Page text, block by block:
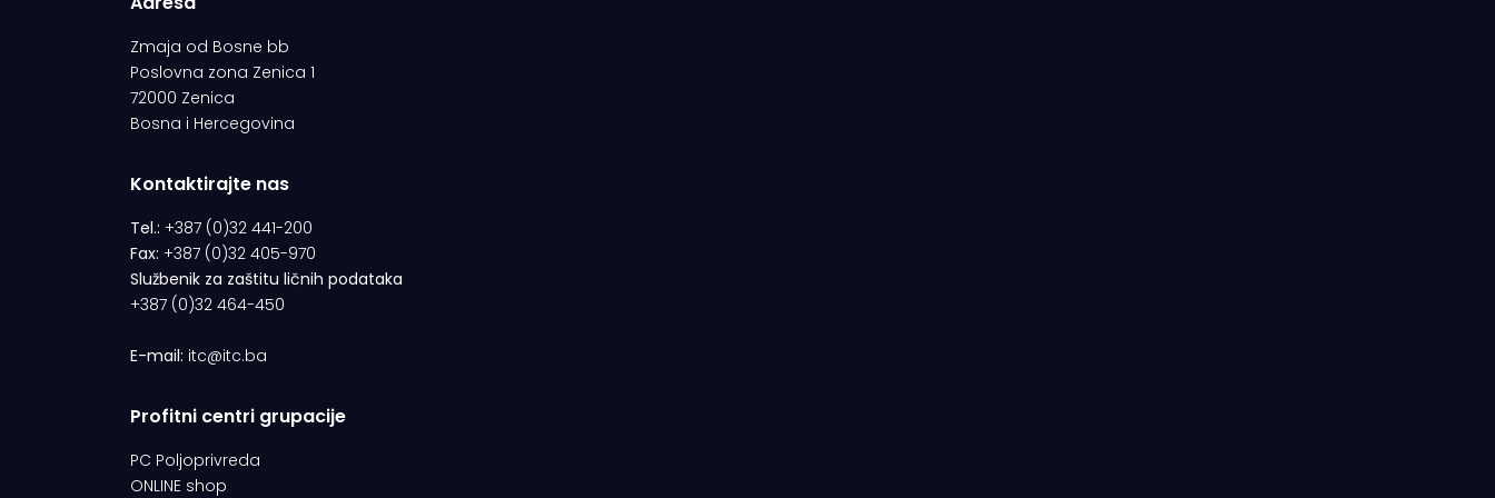
Zmaja od Bosne bb
Poslovna zona Zenica 1
72000 Zenica
Bosna i Hercegovina
Kontaktirajte nas
Tel.: +387 (0)32 441-200
Fax: +387 (0)32 405-970
Službenik za zaštitu ličnih podataka
+387 (0)32 464-450
E-mail: itc@itc.ba
Profitni centri grupacije
PC Poljoprivreda
ONLINE shop